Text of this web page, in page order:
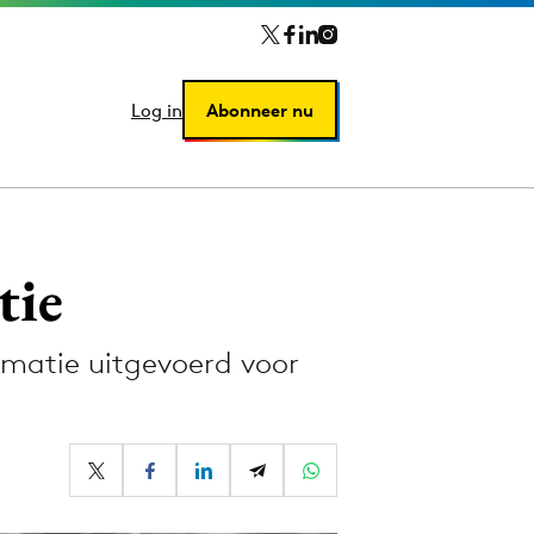
Log in Abonneer nu
Log in Abonneer nu
uitgevoerd voor